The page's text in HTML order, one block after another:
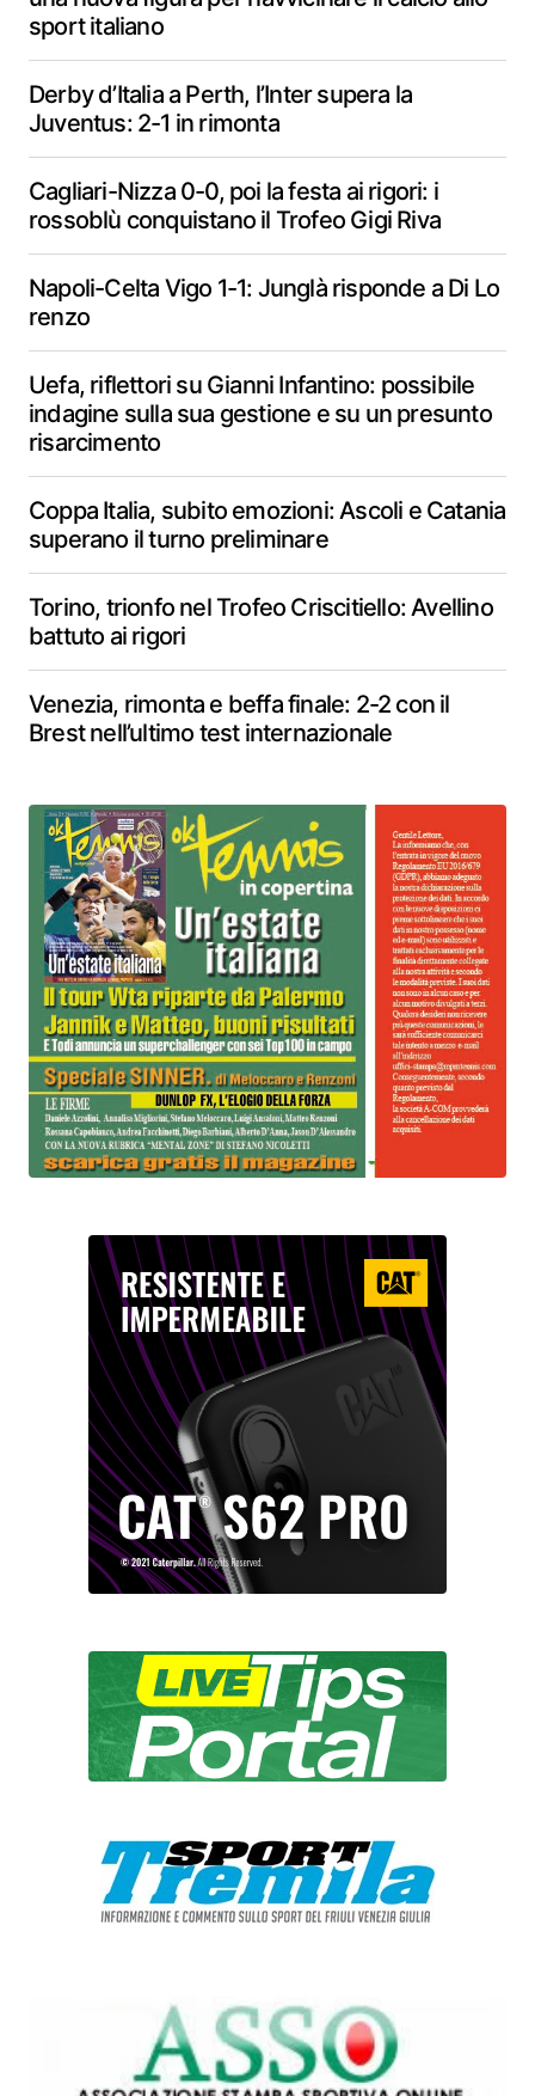
sport italiano
Derby d’Italia a Perth, l’Inter supera la
Juventus: 2-1 in rimonta
Cagliari-Nizza 0-0, poi la festa ai rigori: i
rossoblù conquistano il Trofeo Gigi Riva
Napoli-Celta Vigo 1-1: Junglà risponde a Di Lo
renzo
Uefa, riflettori su Gianni Infantino: possibile
indagine sulla sua gestione e su un presunto
risarcimento
Coppa Italia, subito emozioni: Ascoli e Catania
superano il turno preliminare
Torino, trionfo nel Trofeo Criscitiello: Avellino
battuto ai rigori
Venezia, rimonta e beffa finale: 2-2 con il
Brest nell’ultimo test internazionale